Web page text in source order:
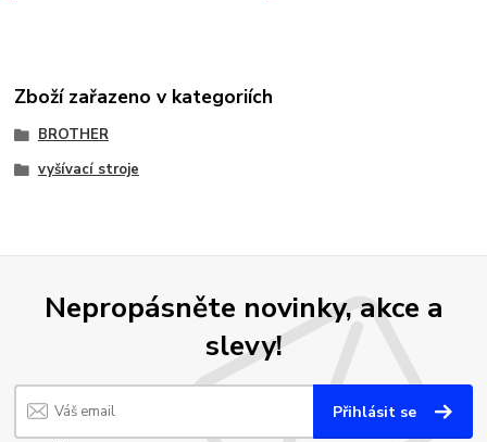
Zboží zařazeno v kategoriích
BROTHER
vyšívací stroje
Nepropásněte novinky, akce a
slevy!
Přihlásit se